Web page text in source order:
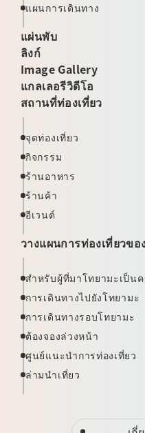
แผนการเดินทาง
แผ่นพับ
ลิงก์
Image Gallery
แกลเลอรีวิดีโอ
สถานที่ท่องเที่ยว
จุดท่องเที่ยว
กิจกรรม
ร้านอาหาร
ร้านค้า
อีเวนต์
วางแผนการท่องเที่ยวข
สำหรับผู้ที่มาโทยามะเป็น
การเดินทางไปยังโทยามะ
การเดินทางรอบโทยามะ
ต้องจองล่วงหน้า
ศูนย์แนะนำการท่องเที่ยว
ล่ามนำเที่ยว